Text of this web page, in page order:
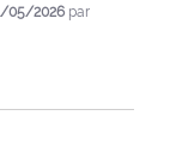
05/2026 par